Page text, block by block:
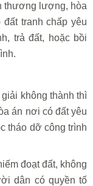
thương lượng, hòa
tranh chấp yêu
trả đất, hoặc bồi
không thành thì
án nơi có đất yêu
tháo dỡ công trình
đoạt đất, không
dân có quyền tố